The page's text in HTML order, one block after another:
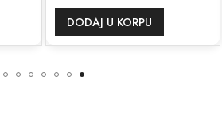
DODAJ U KORPU